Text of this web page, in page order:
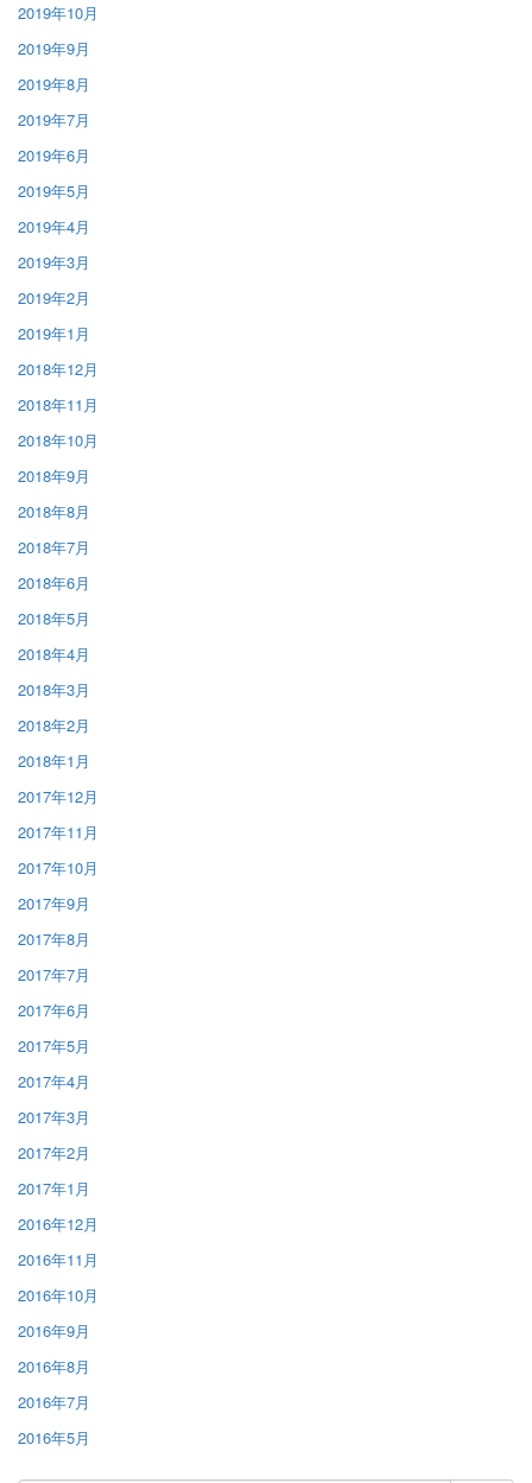
2019年10月
2019年9月
2019年8月
2019年7月
2019年6月
2019年5月
2019年4月
2019年3月
2019年2月
2019年1月
2018年12月
2018年11月
2018年10月
2018年9月
2018年8月
2018年7月
2018年6月
2018年5月
2018年4月
2018年3月
2018年2月
2018年1月
2017年12月
2017年11月
2017年10月
2017年9月
2017年8月
2017年7月
2017年6月
2017年5月
2017年4月
2017年3月
2017年2月
2017年1月
2016年12月
2016年11月
2016年10月
2016年9月
2016年8月
2016年7月
2016年5月